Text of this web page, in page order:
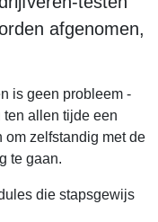
afgenomen,
is geen probleem -
ten allen tijde een
om zelfstandig met de
te gaan.
die stapsgewijs